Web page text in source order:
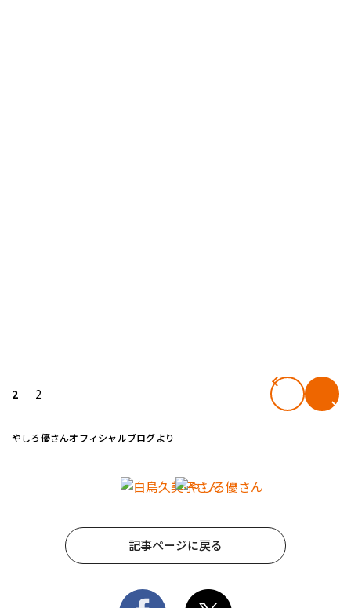
2 2
やしろ優さんオフィシャルブログより
記事ページに戻る